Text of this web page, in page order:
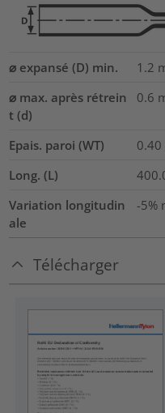
⌀ expansé (D) min. 1.2
⌀ max. après rétrein
t (d)
0.6
Epais. paroi (WT) 0.40
Long. (L)
Variation longitudin
ale
-5%
Télécharger